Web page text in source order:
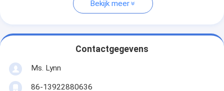
Bekijk meer
Contactgegevens
Ms. Lynn
86-13922880636